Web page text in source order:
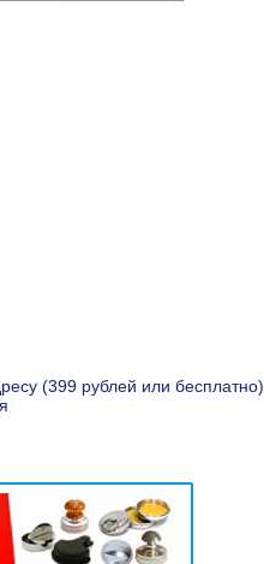
(399 рублей или бесплатно)